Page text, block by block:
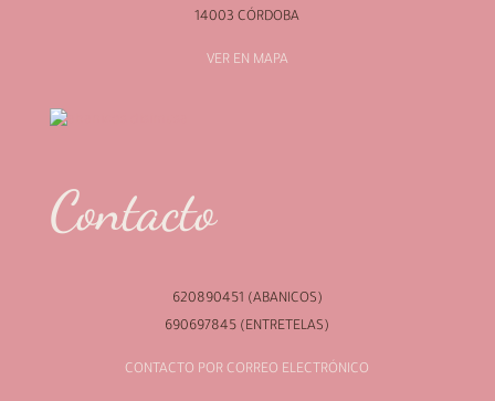
14003 CÓRDOBA
VER EN MAPA
Contacto
620890451 (ABANICOS)
690697845 (ENTRETELAS)
CONTACTO POR CORREO ELECTRÓNICO